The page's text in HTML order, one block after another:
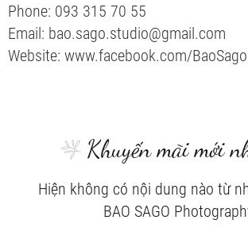
Phone: 093 315 70 55
Email: bao.sago.studio@gmail.com
Website: www.facebook.com/
Khuyến mãi mới
Hiện không có nội dung nào từ
BAO SAGO